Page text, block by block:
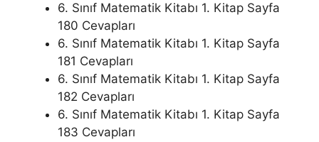
6. Sınıf Matematik Kitabı 1. Kitap Sayfa
180 Cevapları
6. Sınıf Matematik Kitabı 1. Kitap Sayfa
181 Cevapları
6. Sınıf Matematik Kitabı 1. Kitap Sayfa
182 Cevapları
6. Sınıf Matematik Kitabı 1. Kitap Sayfa
183 Cevapları